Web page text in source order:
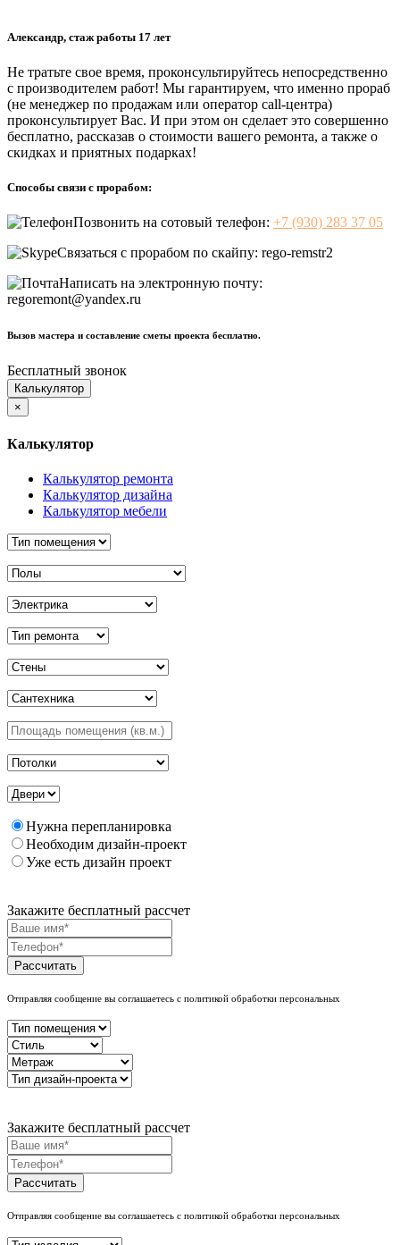
Александр, стаж работы 17 лет
Не тратьте свое время, проконсультируйтесь непосредственно
с производителем работ! Мы гарантируем, что именно прораб
(не менеджер по продажам или оператор call-центра)
проконсультирует Вас. И при этом он сделает это совершенно
бесплатно, рассказав о стоимости вашего ремонта, а также о
скидках и приятных подарках!
Способы связи с прорабом:
Позвонить на сотовый телефон: +7 (930) 283 37 05
Связаться с прорабом по скайпу: rego-remstr2
Написать на электронную почту:
regoremont@yandex.ru
Вызов мастера и составление сметы проекта бесплатно.
Бесплатный звонок
Калькулятор
×
Калькулятор
Калькулятор ремонта
Калькулятор дизайна
Калькулятор мебели
Нужна перепланировка
Необходим дизайн-проект
Уже есть дизайн проект
Закажите бесплатный рассчет
Рассчитать
Отправляя сообщение вы соглашаетесь с политикой обработки персональных
Закажите бесплатный рассчет
Рассчитать
Отправляя сообщение вы соглашаетесь с политикой обработки персональных